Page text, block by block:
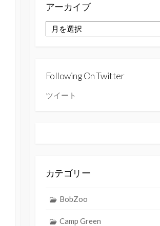
アーカイブ
ー
Following On Twitter
ツイート
カテゴリー
BobZoo
Camp Green